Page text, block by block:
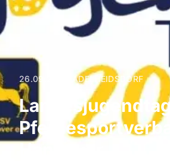
26.09.2026 ADELHEIDSDORF
Hannover